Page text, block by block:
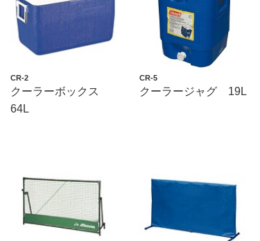
CR-2
クーラーボックス
64L
CR-5
クーラージャグ 19L